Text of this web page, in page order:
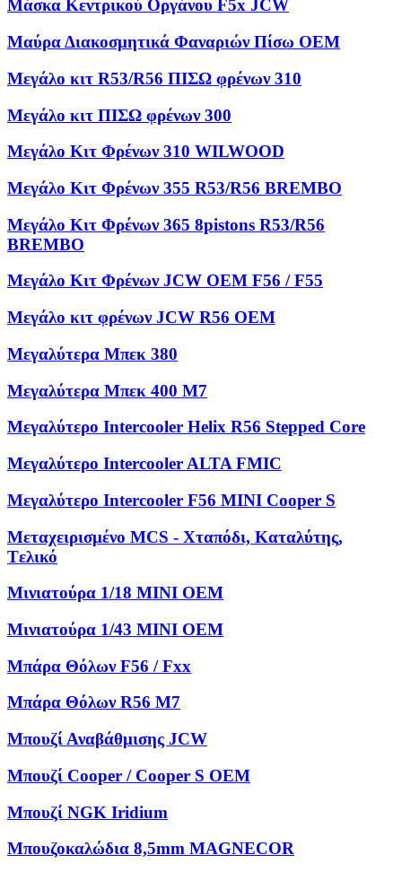
Μάσκα Κεντρικού Οργάνου F5x JCW
Μαύρα Διακοσμητικά Φαναριών Πίσω OEM
Μεγάλο κιτ R53/R56 ΠΙΣΩ φρένων 310
Μεγάλο κιτ ΠΙΣΩ φρένων 300
Μεγάλο Κιτ Φρένων 310 WILWOOD
Μεγάλο Κιτ Φρένων 355 R53/R56 BREMBO
Μεγάλο Κιτ Φρένων 365 8pistons R53/R56
BREMBO
Μεγάλο Κιτ Φρένων JCW OEM F56 / F55
Μεγάλο κιτ φρένων JCW R56 OEM
Μεγαλύτερα Μπεκ 380
Μεγαλύτερα Μπεκ 400 M7
Μεγαλύτερο Intercooler Helix R56 Stepped Core
Μεγαλύτερο Intercooler ALTA FMIC
Μεγαλύτερο Intercooler F56 MINI Cooper S
Μεταχειρισμένο MCS - Χταπόδι, Kαταλύτης,
Tελικό
Μινιατούρα 1/18 MINI OEM
Μινιατούρα 1/43 MINI OEM
Μπάρα Θόλων F56 / Fxx
Μπάρα Θόλων R56 M7
Μπουζί Αναβάθμισης JCW
Μπουζί Cooper / Cooper S OEM
Μπουζί NGK Iridium
Μπουζοκαλώδια 8,5mm MAGNECOR